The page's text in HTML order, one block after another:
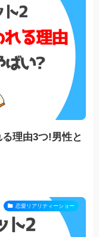
理由3つ!男性と
恋愛リアリティーショー